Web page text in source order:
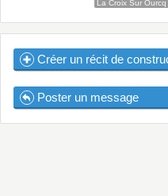
La Croix Sur
Créer un récit de
Poster un message